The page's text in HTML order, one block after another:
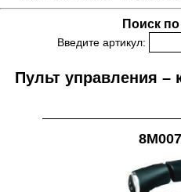
Поиск
Введите артикул:
Пульт управления –